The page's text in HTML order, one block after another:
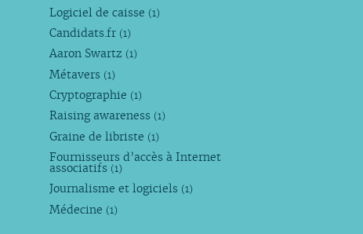
Logiciel de caisse (1)
Candidats.fr (1)
Aaron Swartz (1)
Métavers (1)
Cryptographie (1)
Raising awareness (1)
Graine de libriste (1)
Fournisseurs d’accès à Internet
associatifs (1)
Journalisme et logiciels (1)
Médecine (1)